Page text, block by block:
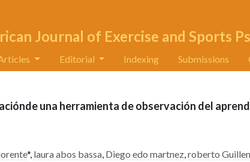
Journal of Exercise and Sports
Editorial Indexing Submissions
una herramienta de observación del
*, laura abos bassa, Diego edo martnez,roberto